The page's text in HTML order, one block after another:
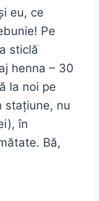
eu, ce
Pe
sticlă
henna – 30
la noi pe
stațiune, nu
în
Bă,